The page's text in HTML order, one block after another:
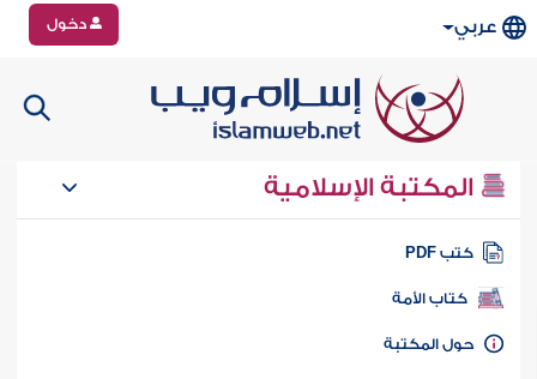
عربي دخول
المكتبة الإسلامية
كتب PDF
كتاب الأمة